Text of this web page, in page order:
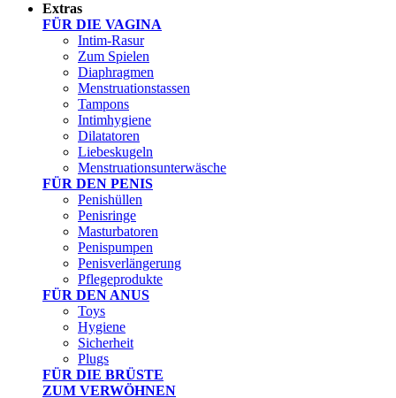
Extras
FÜR DIE VAGINA
Intim-Rasur
Zum Spielen
Diaphragmen
Menstruationstassen
Tampons
Intimhygiene
Dilatatoren
Liebeskugeln
Menstruationsunterwäsche
FÜR DEN PENIS
Penishüllen
Penisringe
Masturbatoren
Penispumpen
Penisverlängerung
Pflegeprodukte
FÜR DEN ANUS
Toys
Hygiene
Sicherheit
Plugs
FÜR DIE BRÜSTE
ZUM VERWÖHNEN